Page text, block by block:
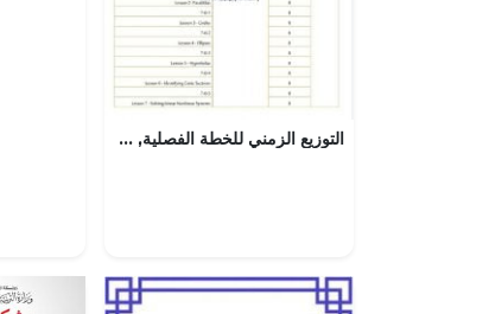
التوزيع الزمني للخطة الفصلية, (رياضيات) الثاني عشر العام